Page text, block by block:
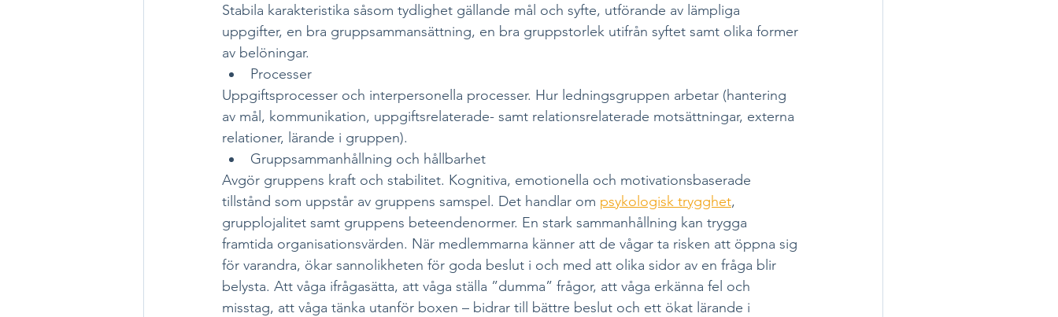
Stabila karakteristika såsom tydlighet gällande mål och syfte, utförande av lämpliga
uppgifter, en bra gruppsammansättning, en bra gruppstorlek utifrån syftet samt olika former
av belöningar.
Processer
Uppgiftsprocesser och interpersonella processer. Hur ledningsgruppen arbetar (hantering
av mål, kommunikation, uppgiftsrelaterade- samt relationsrelaterade motsättningar, externa
relationer, lärande i gruppen).
Gruppsammanhållning och hållbarhet
Avgör gruppens kraft och stabilitet. Kognitiva, emotionella och motivationsbaserade
tillstånd som uppstår av gruppens samspel. Det handlar om psykologisk trygghet,
grupplojalitet samt gruppens beteendenormer. En stark sammanhållning kan trygga
framtida organisationsvärden. När medlemmarna känner att de vågar ta risken att öppna sig
för varandra, ökar sannolikheten för goda beslut i och med att olika sidor av en fråga blir
belysta. Att våga ifrågasätta, att våga ställa ”dumma” frågor, att våga erkänna fel och
misstag, att våga tänka utanför boxen – bidrar till bättre beslut och ett ökat lärande i